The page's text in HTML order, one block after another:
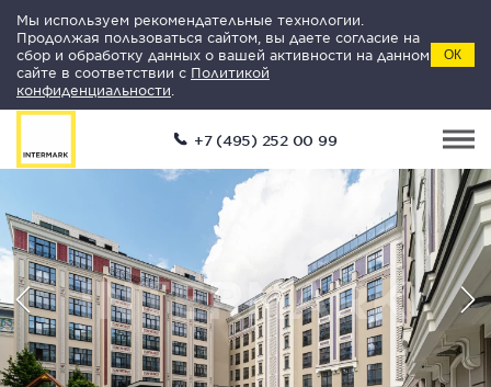
Мы используем рекомендательные технологии.
Продолжая пользоваться сайтом, вы даете согласие на
сбор и обработку данных о вашей активности на данном
сайте в соответствии с Политикой
конфиденциальности
ОК
+7 (495) 252 00 99